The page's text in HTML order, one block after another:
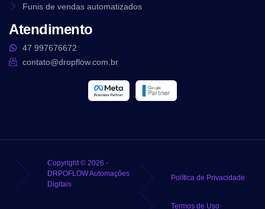
Funis de vendas automatizados
Atendimento
47 997676672
contato@dropflow.com.br
Copyright © 2026 -
DRPOFLOW Automações
Digitais
Política de Privacidade
Termos de Uso